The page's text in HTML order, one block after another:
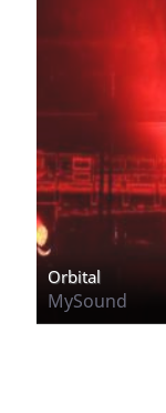
Orbital
MySound